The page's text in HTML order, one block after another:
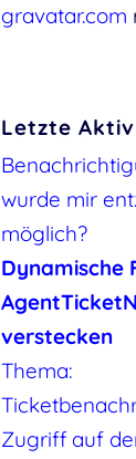
gravatar.com
Letzte
wurde mir
möglich?
Dynamische
verstecken
Thema:
Zugriff auf